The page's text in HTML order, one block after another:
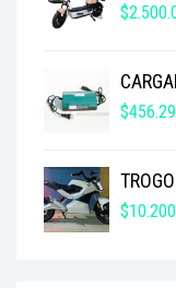
$
$
$